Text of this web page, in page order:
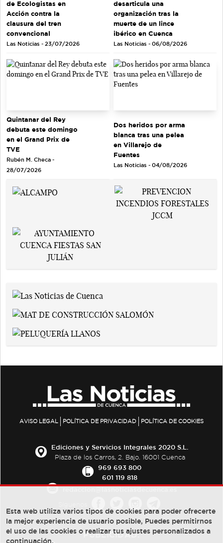
de Ecologistas en
Acción contra la
clausura del tren
convencional
Las Noticias - 23/07/2026
desarticula una
organización tras la
muerte de un lince
ibérico en Cuenca
Las Noticias - 06/08/2026
Quintanar del Rey
debuta este domingo
en el Grand Prix de
TVE
Rubén M. Checa -
28/07/2026
Dos heridos por arma
blanca tras una pelea
en Villarejo de
Fuentes
Las Noticias - 04/08/2026
AVISO LEGAL POLÍTICA DE PRIVACIDAD POLÍTICA DE COOKIES
Ediciones y Servicios Integrales 2020 S.L.
Plaza de los Carros, 2. Bajo. 16001 Cuenca
969 693 800
601 119 818
PUBLICIDAD:
Esta web utiliza varios tipos de cookies para poder ofrecerte
la mejor experiencia de usuario posible, Puedes permitirnos
el uso de las cookies o realizar tus ajustes personalizados a
continuación.